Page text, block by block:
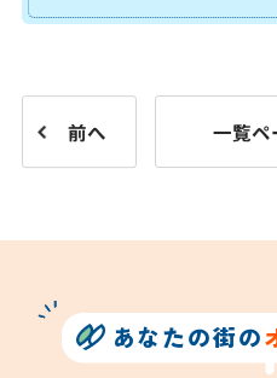
前へ 一覧ペ
あなたの街の